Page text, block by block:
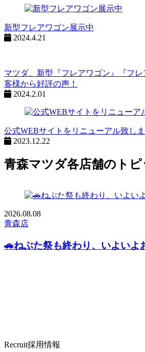
新型フレアワゴン展示中
2024.4.21
マツダ、新型『フレアワゴン』『フ
客様から好評の声！
2024.2.01
公式WEBサイトをリニューアル致し
2023.12.22
青森マツダ各店舗のトピ
2026.08.08
青森店
🚗ねぶた祭も終わり、いよいよ
Recruit採用情報